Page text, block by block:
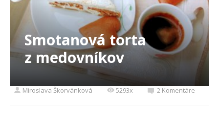
Smotanová torta
z medovníkov
Miroslava Škorvánková 5293x 2 Komentáre